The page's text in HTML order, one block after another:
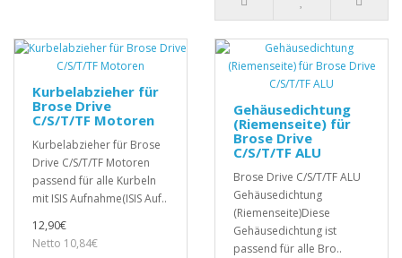
Kurbelabzieher für
Brose Drive
C/S/T/TF Motoren
Kurbelabzieher für Brose
Drive C/S/T/TF Motoren
passend für alle Kurbeln
mit ISIS Aufnahme(ISIS Auf..
12,90€
Netto 10,84€
Gehäusedichtung
(Riemenseite) für
Brose Drive
C/S/T/TF ALU
Brose Drive C/S/T/TF ALU
Gehäusedichtung
(Riemenseite)Diese
Gehäusedichtung ist
passend für alle Bro..